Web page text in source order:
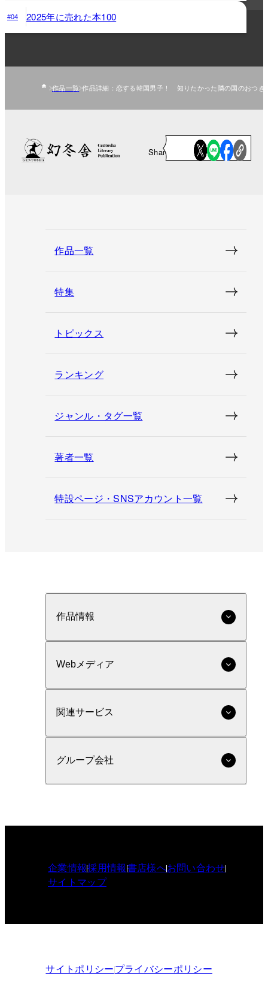
#04 2025年に売れた本100
作品一覧 作品詳細：恋する韓国男子！ 知りたかった隣の国のおつき
Share
作品一覧
特集
トピックス
ランキング
ジャンル・タグ一覧
著者一覧
特設ページ・SNSアカウント一覧
作品情報
Webメディア
関連サービス
グループ会社
企業情報採用情報書店様へお問い合わせ
サイトマップ
サイトポリシープライバシーポリシー